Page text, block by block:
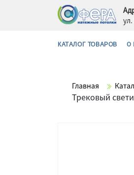
КАТАЛОГ ТОВАРОВ О
Главная
Трековый